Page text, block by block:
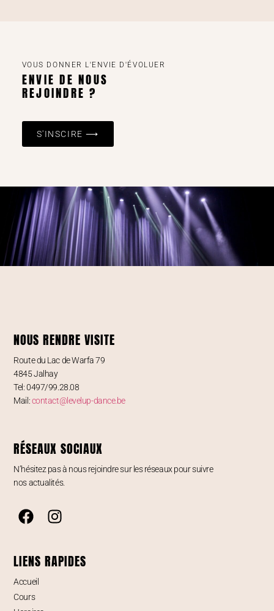
VOUS DONNER L'ENVIE D'ÉVOLUER
ENVIE DE NOUS
REJOINDRE ?
S'INSCIRE ⟶
NOUS RENDRE VISITE
Route du Lac de Warfa 79
4845 Jalhay
Tel: 0497/99.28.08
Mail:contact@levelup-dance.be
RÉSEAUX SOCIAUX
N’hésitez pas à nous rejoindre sur les réseaux pour suivre
nos actualités.
LIENS RAPIDES
Accueil
Cours